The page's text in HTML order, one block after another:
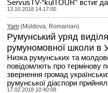
ServusTV-“kulTOUR” встиг
13.10.2018 14:17:00
Yam (Moldova, Romanian)
Румунський уряд
румуномовної школи в
Низка румунських та
повідомлють про термінову
звернення громад
румунської діаспори
17.02.2018 10:40:08